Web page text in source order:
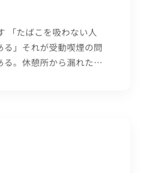
「たばこを吸わない人
」それが受動喫煙の問
る。休憩所から漏れた…